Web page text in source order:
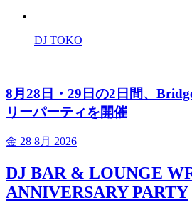
DJ TOKO
8月28日・29日の2日間、
リーパーティを開催
金 28 8月 2026
DJ BAR & LOUNGE
ANNIVERSARY PARTY